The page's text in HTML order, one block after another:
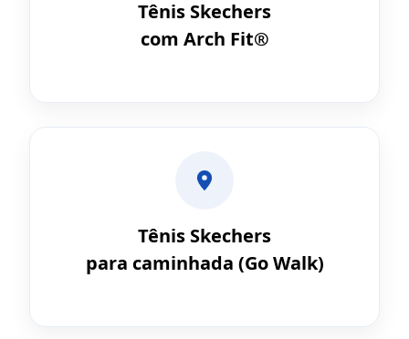
Tênis Skechers
com Arch Fit®
Tênis Skechers
para caminhada (Go Walk)